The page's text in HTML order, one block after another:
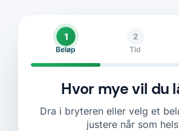
1
Beløp
2
Tid
Hvor mye vil du
Dra i bryteren eller velg et
justere når som